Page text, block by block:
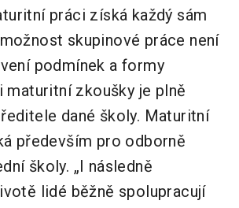
práci získá každý sám
skupinové práce není
podmínek a formy
zkoušky je plně
dané školy. Maturitní
především pro odborně
školy. „I následně
lidé běžně spolupracují